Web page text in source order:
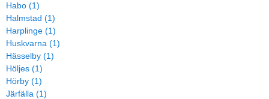
Habo (1)
Halmstad (1)
Harplinge (1)
Huskvarna (1)
Hässelby (1)
Höljes (1)
Hörby (1)
Järfälla (1)